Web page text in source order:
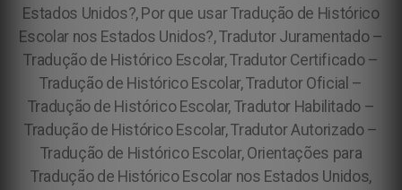
Estados Unidos?, Por que usar Tradução de Histórico
Escolar nos Estados Unidos?, Tradutor Juramentado –
Tradução de Histórico Escolar, Tradutor Certificado –
Tradução de Histórico Escolar, Tradutor Oficial –
Tradução de Histórico Escolar, Tradutor Habilitado –
Tradução de Histórico Escolar, Tradutor Autorizado –
Tradução de Histórico Escolar, Orientações para
Tradução de Histórico Escolar nos Estados Unidos,